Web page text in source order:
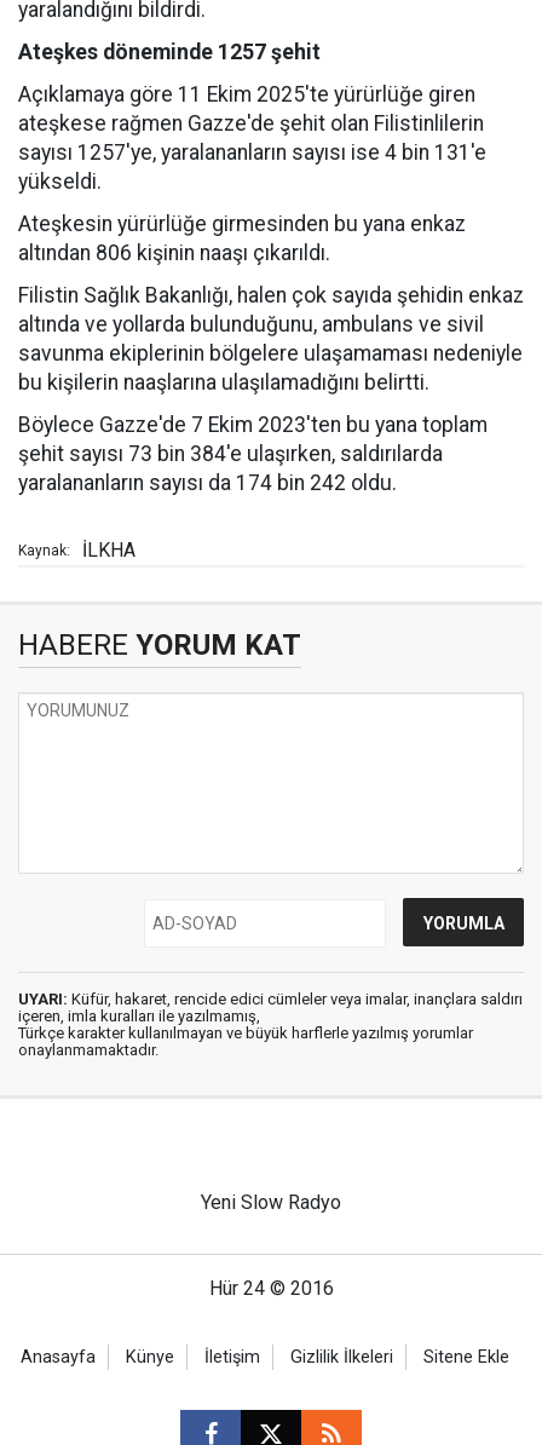
yaralandığını bildirdi.
Ateşkes döneminde 1257 şehit
Açıklamaya göre 11 Ekim 2025'te yürürlüğe giren
ateşkese rağmen Gazze'de şehit olan Filistinlilerin
sayısı 1257'ye, yaralananların sayısı ise 4 bin 131'e
yükseldi.
Ateşkesin yürürlüğe girmesinden bu yana enkaz
altından 806 kişinin naaşı çıkarıldı.
Filistin Sağlık Bakanlığı, halen çok sayıda şehidin enkaz
altında ve yollarda bulunduğunu, ambulans ve sivil
savunma ekiplerinin bölgelere ulaşamaması nedeniyle
bu kişilerin naaşlarına ulaşılamadığını belirtti.
Böylece Gazze'de 7 Ekim 2023'ten bu yana toplam
şehit sayısı 73 bin 384'e ulaşırken, saldırılarda
yaralananların sayısı da 174 bin 242 oldu.
Kaynak: İLKHA
HABERE YORUM KAT
UYARI: Küfür, hakaret, rencide edici cümleler veya imalar, inançlara saldırı
içeren, imla kuralları ile yazılmamış,
Türkçe karakter kullanılmayan ve büyük harflerle yazılmış yorumlar
onaylanmamaktadır.
Yeni Slow Radyo
Hür 24 © 2016
Anasayfa Künye İletişim Gizlilik İlkeleri Sitene Ekle